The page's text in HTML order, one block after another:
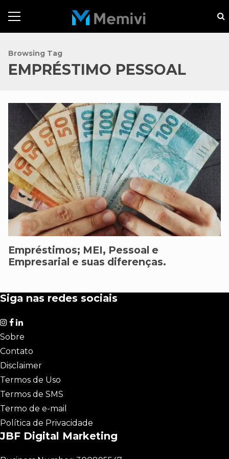
Browsing Tag
EMPRÉSTIMO PESSOAL
Empréstimos; MEI, Pessoal e
Empresarial e suas diferenças.
Siga nas redes sociais
Sobre
Contato
Disclaimer
Termos de Uso
Termos de SMS
Termo de e-mail
Política de Privacidade
JBF Digital Marketing